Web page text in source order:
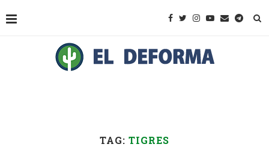
TAG: TIGRES